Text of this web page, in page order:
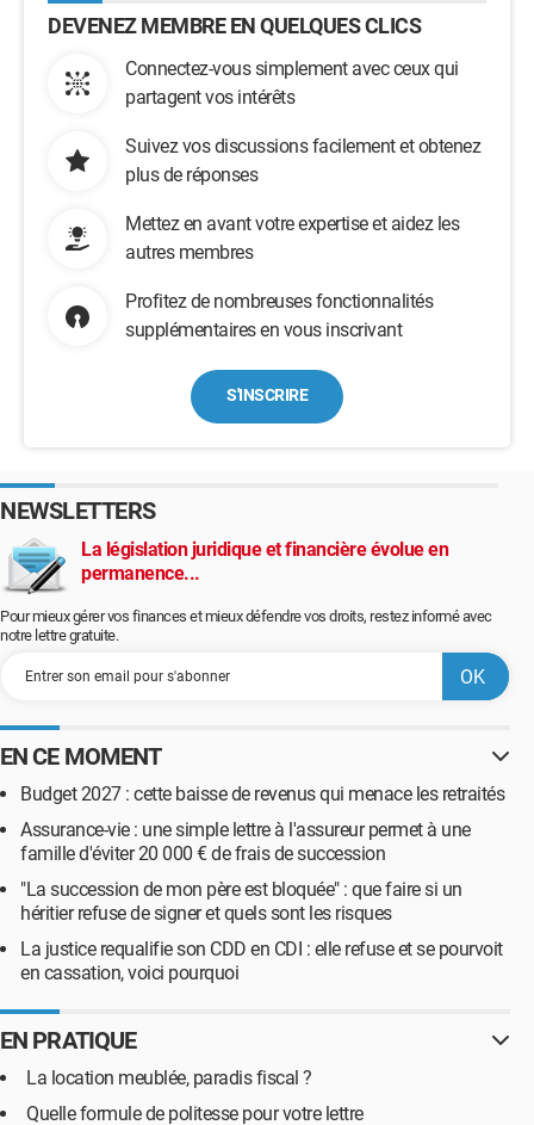
DEVENEZ MEMBRE EN QUELQUES CLICS
Connectez-vous simplement avec ceux qui
partagent vos intérêts
Suivez vos discussions facilement et obtenez
plus de réponses
Mettez en avant votre expertise et aidez les
autres membres
Profitez de nombreuses fonctionnalités
supplémentaires en vous inscrivant
S'INSCRIRE
NEWSLETTERS
La législation juridique et financière évolue en
permanence...
Pour mieux gérer vos finances et mieux défendre vos droits, restez informé avec
notre lettre gratuite.
EN CE MOMENT
Budget 2027 : cette baisse de revenus qui menace les retraités
Assurance-vie : une simple lettre à l'assureur permet à une
famille d'éviter 20 000 € de frais de succession
"La succession de mon père est bloquée" : que faire si un
héritier refuse de signer et quels sont les risques
La justice requalifie son CDD en CDI : elle refuse et se pourvoit
en cassation, voici pourquoi
EN PRATIQUE
La location meublée, paradis fiscal ?
Quelle formule de politesse pour votre lettre